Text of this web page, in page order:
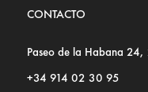
CONTACTO
Paseo de la Habana
+34 914 02 30 95